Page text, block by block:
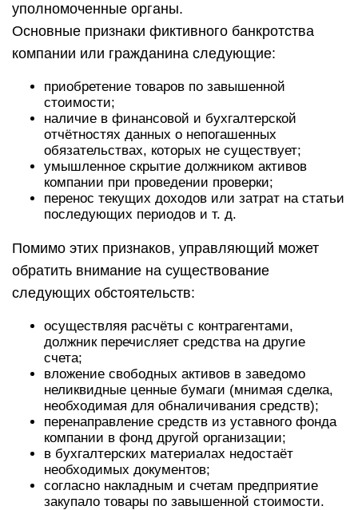
уполномоченные органы.
Основные признаки фиктивного банкротства
компании или гражданина следующие:
приобретение товаров по завышенной
стоимости;
наличие в финансовой и бухгалтерской
отчётностях данных о непогашенных
обязательствах, которых не существует;
умышленное скрытие должником активов
компании при проведении проверки;
перенос текущих доходов или затрат на статьи
последующих периодов и т. д.
Помимо этих признаков, управляющий может
обратить внимание на существование
следующих обстоятельств:
осуществляя расчёты с контрагентами,
должник перечисляет средства на другие
счета;
вложение свободных активов в заведомо
неликвидные ценные бумаги (мнимая сделка,
необходимая для обналичивания средств);
перенаправление средств из уставного фонда
компании в фонд другой организации;
в бухгалтерских материалах недостаёт
необходимых документов;
согласно накладным и счетам предприятие
закупало товары по завышенной стоимости.